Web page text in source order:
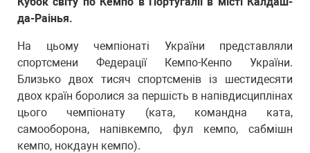
да-Раінья.
На цьому чемпіонаті України представляли
спортсмени Федерації Кемпо-Кенпо України.
Близько двох тисяч спортсменів із шестидесяти
двох країн боролися за першість в напівдисциплінах
цього чемпіонату (ката, командна ката,
самооборона, напівкемпо, фул кемпо, сабмішн
кемпо, нокдаун кемпо).